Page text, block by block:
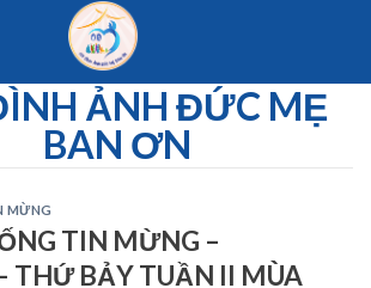
ẢNH ĐỨC MẸ
BAN ƠN
MỪNG
TIN MỪNG –
THỨ BẢY TUẦN II MÙA